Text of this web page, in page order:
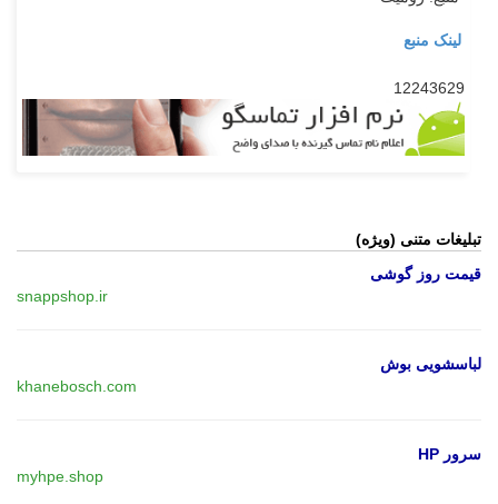
لینک منبع
12243629
تبلیغات متنی (ویژه)
قیمت روز گوشی
snappshop.ir
لباسشویی بوش
khanebosch.com
سرور HP
myhpe.shop